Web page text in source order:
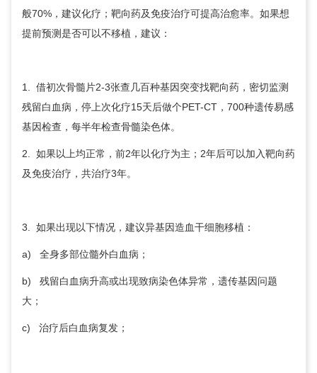
般70%，建议化疗；靶向药及免疫治疗可提高治愈率。如果想
提前预测是否可以不移植，建议：
1. 借初次骨髓片2-3张查几百种基因突变找靶向药，密切监测
残留白血病，停上次化疗15天后做个PET-CT，700种遗传易感
基因检查，每半年检查骨髓染色体。
2. 如果以上均正常，前2年以化疗为主；2年后可以加入靶向药
及免疫治疗，共治疗3年。
3. 如果出现以下情况，建议异基因造血干细胞移植：
a) 全身多部位髓外白血病；
b) 残留白血病升高或出现致病染色体异常，遗传基因问题
大；
c) 治疗后白血病复发；